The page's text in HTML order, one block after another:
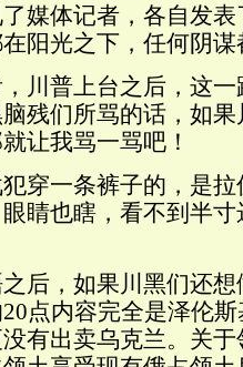
媒体记者，各自发
阳光之下，任何阴
川普上台之后，这
残们所骂的话，如
让我骂一骂吧！
穿一条裤子的，是
睛也瞎，看不到半
后，如果川黑们还
点内容完全是泽伦
有出卖乌克兰。关